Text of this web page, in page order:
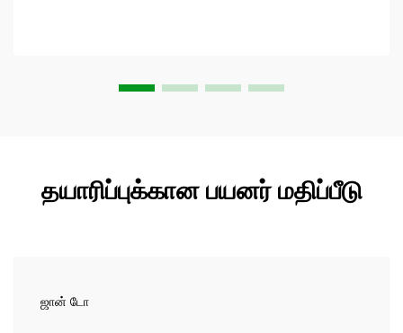
தயாரிப்புக்கான பயனர் மதிப்பீடு
ஜான் டோ